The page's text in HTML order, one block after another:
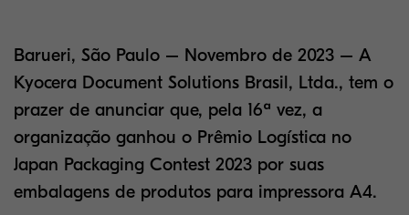
Barueri, São Paulo – Novembro de 2023 – A
Kyocera Document Solutions Brasil, Ltda., tem o
prazer de anunciar que, pela 16ª vez, a
organização ganhou o Prêmio Logística no
Japan Packaging Contest 2023 por suas
embalagens de produtos para impressora A4.